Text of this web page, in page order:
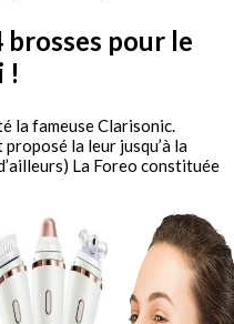
pour le
!
la fameuse Clarisonic.
la leur jusqu’à la
La Foreo constituée